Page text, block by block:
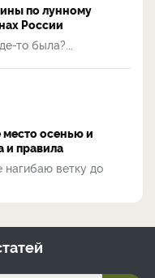
по лунному
России
то была?...
осенью и
и правила
нагибаю ветку до